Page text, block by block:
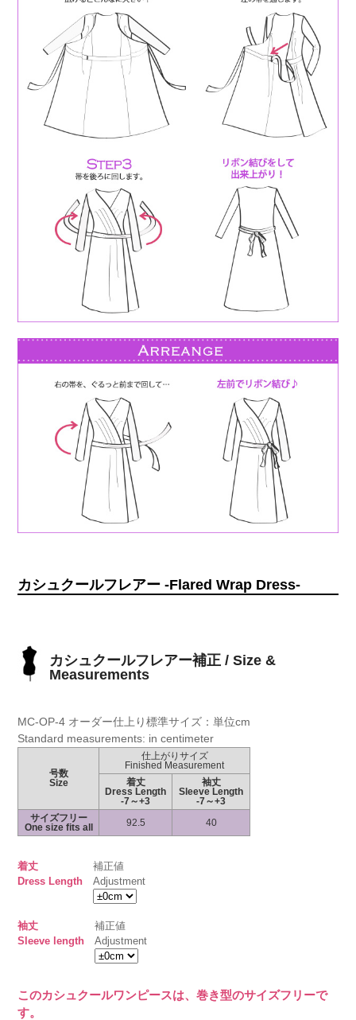
カシュクールフレアー -Flared Wrap Dress-
カシュクールフレアー補正 / Size &
Measurements
MC-OP-4 オーダー仕上り標準サイズ：単位cm
Standard measurements: in centimeter
号数
Size
仕上がりサイズ
Finished Measurement
着丈
Dress Length
-7～+3
袖丈
Sleeve Length
-7～+3
サイズフリー
One size fits all
92.5 40
着丈
Dress Length
補正値
Adjustment
袖丈
Sleeve length
補正値
Adjustment
このカシュクールワンピースは、巻き型のサイズフリーで
す。